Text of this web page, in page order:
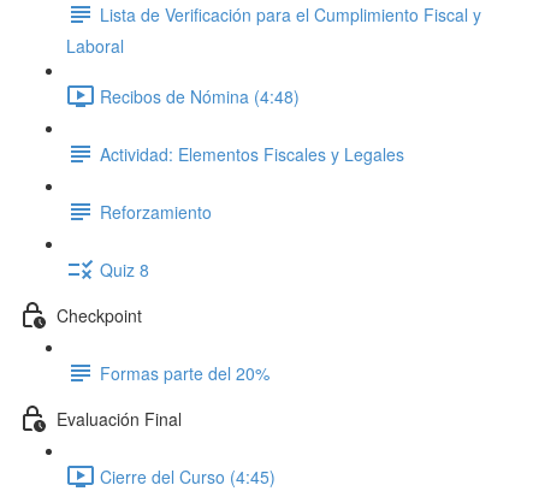
Lista de Verificación para el Cumplimiento Fiscal y
Laboral
Recibos de Nómina (4:48)
Actividad: Elementos Fiscales y Legales
Reforzamiento
Quiz 8
Checkpoint
Formas parte del 20%
Evaluación Final
Cierre del Curso (4:45)